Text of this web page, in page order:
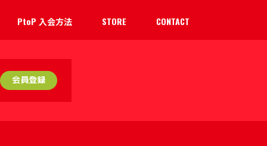
PtoP 入会方法 STORE CONTACT
会員登録